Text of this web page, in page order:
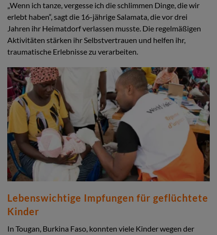
„Wenn ich tanze, vergesse ich die schlimmen Dinge, die wir
erlebt haben“, sagt die 16-jährige Salamata, die vor drei
Jahren ihr Heimatdorf verlassen musste. Die regelmäßigen
Aktivitäten stärken ihr Selbstvertrauen und helfen ihr,
traumatische Erlebnisse zu verarbeiten.
Lebenswichtige Impfungen für geflüchtete
Kinder
In Tougan, Burkina Faso, konnten viele Kinder wegen der